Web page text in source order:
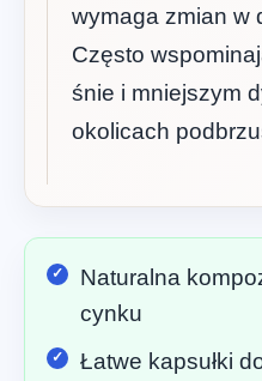
wymaga zmian w
Często
śnie i mniejszym
okolicach
Naturalna
cynku
Łatwe kapsułki